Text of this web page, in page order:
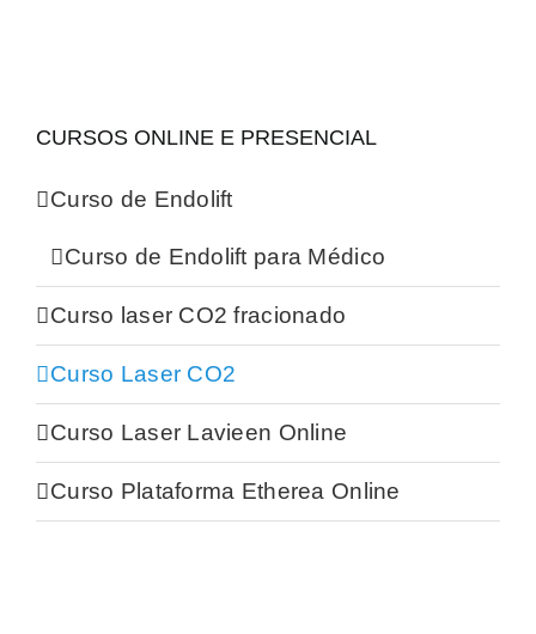
CURSOS ONLINE E PRESENCIAL
Curso de Endolift
Curso de Endolift para Médico
Curso laser CO2 fracionado
Curso Laser CO2
Curso Laser Lavieen Online
Curso Plataforma Etherea Online